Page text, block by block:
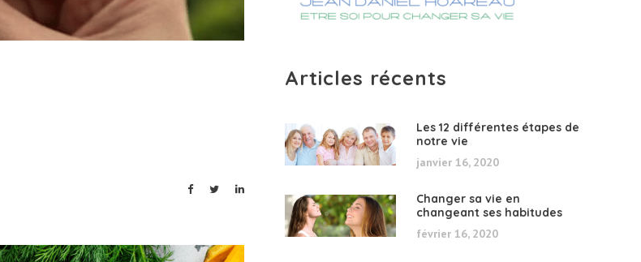
Articles récents
Les 12 différentes étapes de
notre vie
janvier 16, 2020
Changer sa vie en
changeant ses habitudes
février 16, 2020